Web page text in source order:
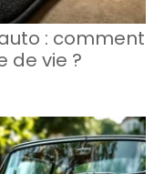
: comment
de vie ?